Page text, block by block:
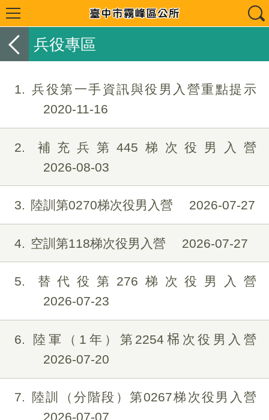
兵役專區
1
兵役第一手資訊與役男入營重點提示
2020-11-16
2
補充兵第445梯次役男入營
2026-08-03
3 陸訓第0270梯次役男入營 2026-07-27
4 空訓第118梯次役男入營 2026-07-27
5
替代役第276梯次役男入營
2026-07-23
6
陸軍（1年）第2254𣑐次役男入營
2026-07-20
7
陸訓（分階段）第0267梯次役男入營
2026-07-07